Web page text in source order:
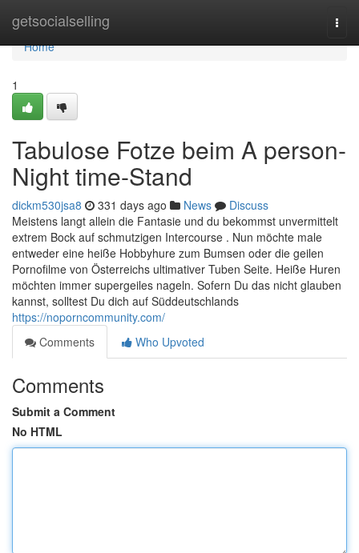
getsocialselling
Home
Home
1
Tabulose Fotze beim A person-
Night time-Stand
dickm530jsa8 331 days ago News
Discuss
Meistens langt allein die Fantasie und du bekommst unvermittelt
extrem Bock auf schmutzigen Intercourse . Nun möchte male
entweder eine heiße Hobbyhure zum Bumsen oder die geilen
Pornofilme von Österreichs ultimativer Tuben Seite. Heiße Huren
möchten immer supergeiles nageln. Sofern Du das nicht glauben
kannst, solltest Du dich auf Süddeutschlands
https://noporncommunity.com/
Comments
Who Upvoted
Comments
Submit a Comment
No HTML